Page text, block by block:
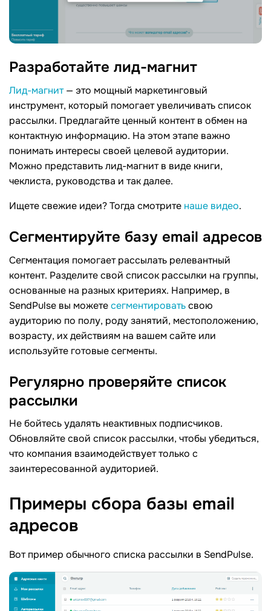
Разработайте лид-магнит
Лид-магнит— это мощный маркетинговый
инструмент, который помогает увеличивать список
рассылки. Предлагайте ценный контент в обмен на
контактную информацию. На этом этапе важно
понимать интересы своей целевой аудитории.
Можно представить лид-магнит в виде книги,
чеклиста, руководства и так далее.
Ищете свежие идеи? Тогда смотрите наше видео.
Сегментируйте базу email адресов
Сегментация помогает рассылать релевантный
контент. Разделите свой список рассылки на группы,
основанные на разных критериях. Например, в
SendPulse вы можетесегментироватьсвою
аудиторию по полу, роду занятий, местоположению,
возрасту, их действиям на вашем сайте или
используйте готовые сегменты.
Регулярно проверяйте список
рассылки
Не бойтесь удалять неактивных подписчиков.
Обновляйте свой список рассылки, чтобы убедиться,
что компания взаимодействует только с
заинтересованной аудиторией.
Примеры сбора базы email
адресов
Вот пример обычного списка рассылки в SendPulse.